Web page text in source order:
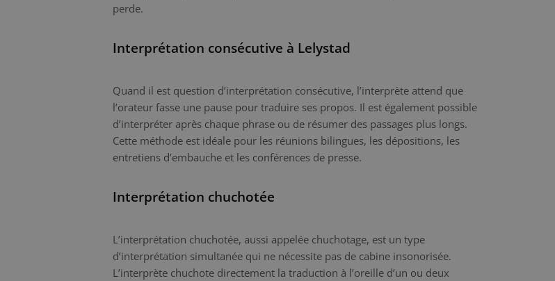
perde.
Interprétation consécutive à Lelystad
Quand il est question d’interprétation consécutive, l’interprète attend que
l’orateur fasse une pause pour traduire ses propos. Il est également possible
d’interpréter après chaque phrase ou de résumer des passages plus longs.
Cette méthode est idéale pour les réunions bilingues, les dépositions, les
entretiens d’embauche et les conférences de presse.
Interprétation chuchotée
L’interprétation chuchotée, aussi appelée chuchotage, est un type
d’interprétation simultanée qui ne nécessite pas de cabine insonorisée.
L’interprète chuchote directement la traduction à l’oreille d’un ou deux